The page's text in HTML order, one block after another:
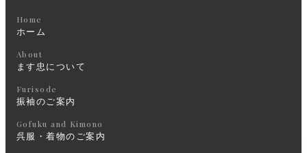
Home
ホーム
About
ます忠について
Furisode
振袖のご案内
Gofuku and Kimono
呉服・着物のご案内